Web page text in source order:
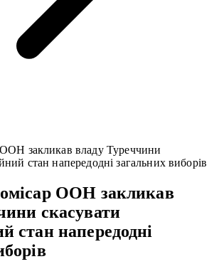
закликав владу Туреччини
стан напередодні загальних виборів
ООН закликав
скасувати
стан напередодні